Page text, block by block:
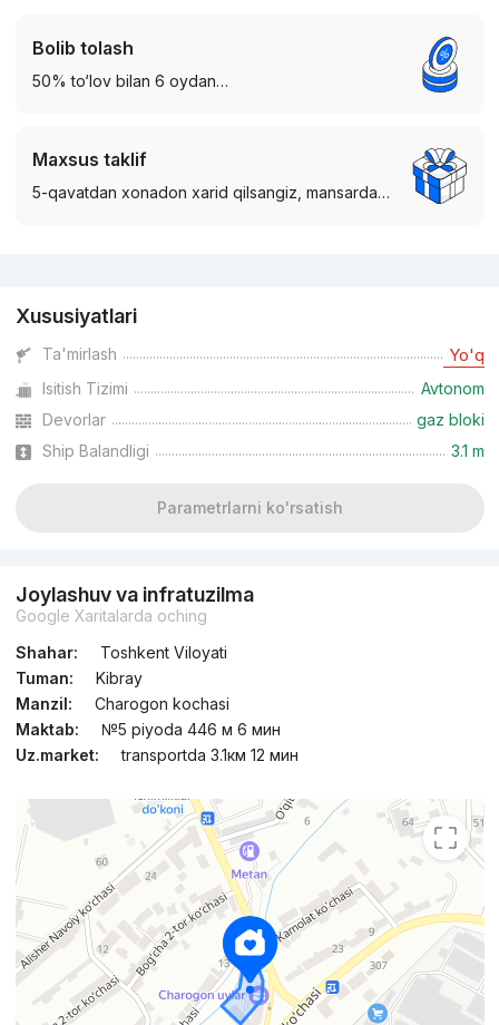
Bolib tolash
50% to‘lov bilan 6 oydan…
Maxsus taklif
5-qavatdan xonadon xarid qilsangiz, mansarda…
Xususiyatlari
Ta'mirlash Yo'q
Isitish Tizimi
Avtonom
Devorlar
gaz bloki
Ship Balandligi
3.1 m
Parametrlarni ko'rsatish
Joylashuv va infratuzilma
Google Xaritalarda oching
Shahar:
Toshkent Viloyati
Tuman:
Kibray
Manzil:
Charogon kochasi
Maktab:
№5 piyoda 446 м 6 мин
Uz.market:
transportda 3.1км 12 мин